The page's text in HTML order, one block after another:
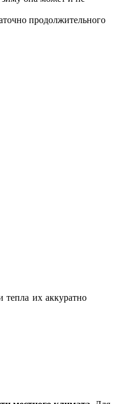
продолжительного
их аккуратно